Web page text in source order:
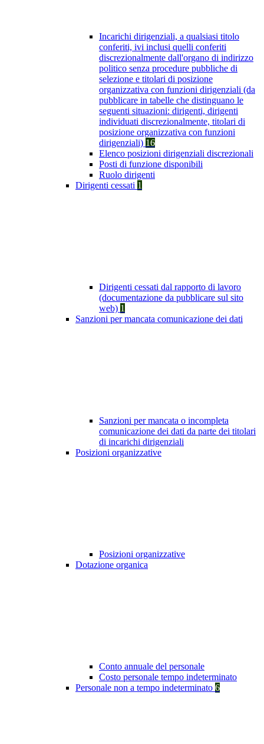
Incarichi dirigenziali, a qualsiasi titolo
conferiti, ivi inclusi quelli conferiti
discrezionalmente dall'organo di indirizzo
politico senza procedure pubbliche di
selezione e titolari di posizione
organizzativa con funzioni dirigenziali (da
pubblicare in tabelle che distinguano le
seguenti situazioni: dirigenti, dirigenti
individuati discrezionalmente, titolari di
posizione organizzativa con funzioni
dirigenziali) 16
Elenco posizioni dirigenziali discrezionali
Posti di funzione disponibili
Ruolo dirigenti
Dirigenti cessati 1
Dirigenti cessati dal rapporto di lavoro
(documentazione da pubblicare sul sito
web) 1
Sanzioni per mancata comunicazione dei dati
Sanzioni per mancata o incompleta
comunicazione dei dati da parte dei titolari
di incarichi dirigenziali
Posizioni organizzative
Posizioni organizzative
Dotazione organica
Conto annuale del personale
Costo personale tempo indeterminato
Personale non a tempo indeterminato 6